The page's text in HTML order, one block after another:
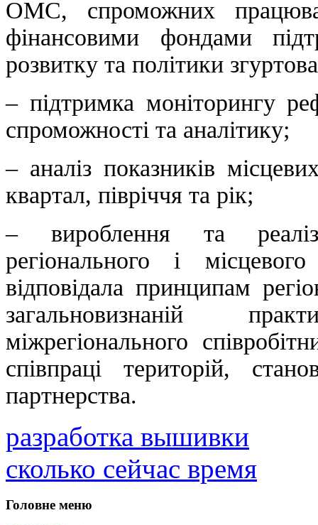
ОМС, спроможних
фінансовими фондами
розвитку та політики
– підтримка моніторингу
спроможності та аналітику;
– аналіз показників
квартал, півріччя та рік;
– вироблення та
регіонального і
відповідала принципам
загальновизнаній
міжрегіонального
співпраці територій,
партнерства.
разработка вышивки
сколько сейчас время
Головне меню